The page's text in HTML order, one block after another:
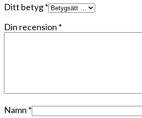
Ditt betyg*
Din recension *
Namn *